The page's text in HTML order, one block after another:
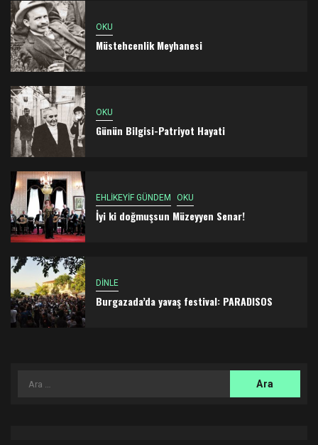
OKU
Müstehcenlik Meyhanesi
OKU
Günün Bilgisi-Patriyot Hayati
EHLİKEYİF GÜNDEM OKU
İyi ki doğmuşsun Müzeyyen Senar!
DİNLE
Burgazada’da yavaş festival: PARADISOS
Arama: